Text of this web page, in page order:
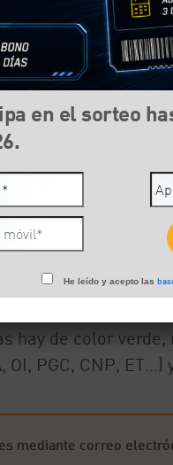
hay de color verde,
OI, PGC, CNP,
mediante correo
en el sorteo
He leído y acepto las